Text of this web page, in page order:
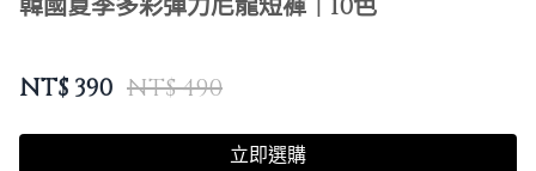
韓國夏季多彩彈力尼龍短褲｜10色
NT$ 390 NT$ 490
立即選購